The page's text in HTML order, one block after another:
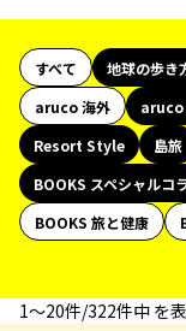
すべて 地球の歩き
aruco 海外
aruco
Resort Style
島旅
BOOKS スペシャルコ
BOOKS 旅と健康
1〜20件/322件中 を